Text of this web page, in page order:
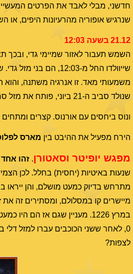
חדשני, מבלי לאבד את הפרטים המעשיים
שנרגיש אופוריה מהרעיונות היפים, או
21.12 בשעה 12:03
שייוולדו החל מ-
משמעותי מאד. זו אנרגיה משתנה,
שנולד סביב ה-21 ביוני, פותח את מזל סרטן, ומי שנולד סביב ה-22 ביולי, פותח את מזל אריה,
ונוס ביחסים עם אורנוס. קצרים
הירח מפעיל את ההיבט בין מארס
מפגש יופיטר וסאטורן. זהו
שנעות באיטיות (יחסית) בחלל. לכן
מתרחש בדיוק כמעט מושלם, והן ייראו
במרץ 1226. מעניין שגם אז
0, לאחר ששני הכוכבים עברו למזל דלי בימים האחרונים (קראו לעיל ב-19 וב-17 בחודש). עד כאן אסטרו
לצפות?